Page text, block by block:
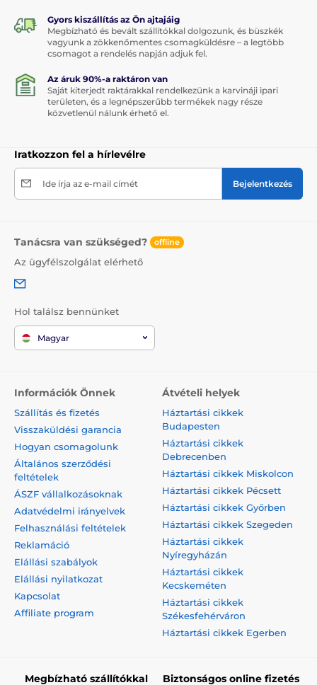
Gyors kiszállítás az Ön ajtajáig
Megbízható és bevált szállítókkal dolgozunk, és büszkék
vagyunk a zökkenőmentes csomagküldésre – a legtöbb
csomagot a rendelés napján adjuk fel.
Az áruk 90%-a raktáron van
Saját kiterjedt raktárakkal rendelkezünk a karvináji ipari
területen, és a legnépszerűbb termékek nagy része
közvetlenül nálunk érhető el.
Iratkozzon fel a hírlevélre
Ide írja az e-mail címét Bejelentkezés
Tanácsra van szükséged? offline
Az ügyfélszolgálat elérhető
Hol találsz bennünket
Magyar
Információk Önnek
Szállítás és fizetés
Visszaküldési garancia
Hogyan csomagolunk
Általános szerződési
feltételek
ÁSZF vállalkozásoknak
Adatvédelmi irányelvek
Felhasználási feltételek
Reklamáció
Elállási szabályok
Elállási nyilatkozat
Kapcsolat
Affiliate program
Átvételi helyek
Háztartási cikkek
Budapesten
Háztartási cikkek
Debrecenben
Háztartási cikkek Miskolcon
Háztartási cikkek Pécsett
Háztartási cikkek Győrben
Háztartási cikkek Szegeden
Háztartási cikkek
Nyíregyházán
Háztartási cikkek
Kecskeméten
Háztartási cikkek
Székesfehérváron
Háztartási cikkek Egerben
Megbízható szállítókkal
Biztonságos online fizetés